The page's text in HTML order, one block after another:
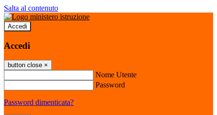
Salta al contenuto
Accedi
Accedi
button close ×
Nome Utente
Password
Password dimenticata?